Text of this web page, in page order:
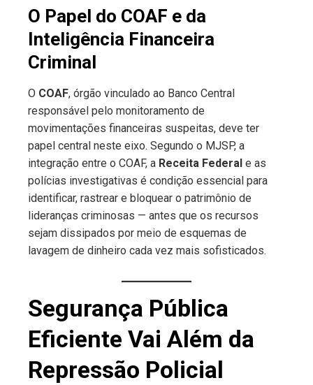
O Papel do COAF e da
Inteligência Financeira
Criminal
O COAF, órgão vinculado ao Banco Central
responsável pelo monitoramento de
movimentações financeiras suspeitas, deve ter
papel central neste eixo. Segundo o MJSP, a
integração entre o COAF, a Receita Federal e as
polícias investigativas é condição essencial para
identificar, rastrear e bloquear o patrimônio de
lideranças criminosas — antes que os recursos
sejam dissipados por meio de esquemas de
lavagem de dinheiro cada vez mais sofisticados.
Segurança Pública
Eficiente Vai Além da
Repressão Policial